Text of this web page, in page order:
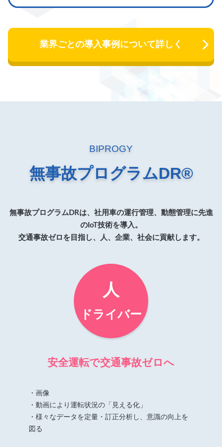
業界ごとの導入事例について詳しく
BIPROGY
無事故プログラムDR®
無事故プログラムDRは、社用車の運行管理、動態管理に先進
のIoT技術を導入。
交通事故ゼロを目指し、人、企業、社会に貢献します。
人
ドライバー
安全運転で交通事故ゼロへ
・画像
・動画により運転状況の「見える化」
・様々なデータを定量・訂正分析し、意識の向上を
図る